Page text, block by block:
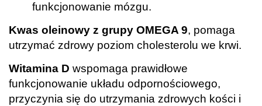
funkcjonowanie mózgu.
Kwas oleinowy z grupy OMEGA 9, pomaga
utrzymać zdrowy poziom cholesterolu we krwi.
Witamina D wspomaga prawidłowe
funkcjonowanie układu odpornościowego,
przyczynia się do utrzymania zdrowych kości i